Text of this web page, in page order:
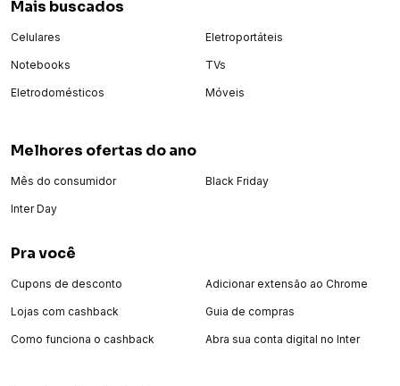
Mais buscados
Celulares
Notebooks
Eletrodomésticos
Eletroportáteis
TVs
Móveis
Melhores ofertas do ano
Mês do consumidor
Inter Day
Black Friday
Pra você
Cupons de desconto
Lojas com cashback
Como funciona o cashback
Adicionar extensão ao Chrome
Guia de compras
Abra sua conta digital no Inter